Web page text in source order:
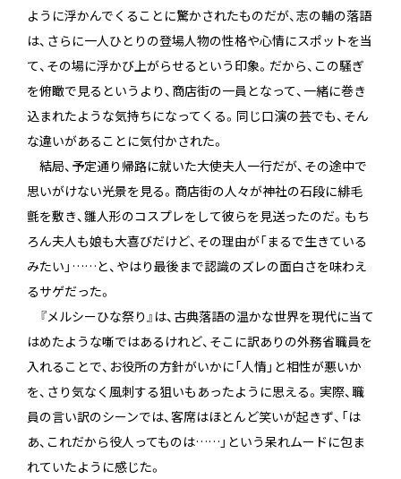
ように浮かんでくることに驚かされたものだが、志の輔の落語
は、さらに一人ひとりの登場人物の性格や心情にスポットを当
て、その場に浮かび上がらせるという印象。だから、この騒ぎ
を俯瞰で見るというより、商店街の一員となって、一緒に巻き
込まれたような気持ちになってくる。同じ口演の芸でも、そん
な違いがあることに気付かされた。
結局、予定通り帰路に就いた大使夫人一行だが、その途中で
思いがけない光景を見る。商店街の人々が神社の石段に緋毛
氈を敷き、雛人形のコスプレをして彼らを見送ったのだ。もち
ろん夫人も娘も大喜びだけど、その理由が「まるで生きている
みたい」……と、やはり最後まで認識のズレの面白さを味わえ
るサゲだった。
『メルシーひな祭り』は、古典落語の温かな世界を現代に当て
はめたような噺ではあるけれど、そこに訳ありの外務省職員を
入れることで、お役所の方針がいかに「人情」と相性が悪いか
を、さり気なく風刺する狙いもあったように思える。実際、職
員の言い訳のシーンでは、客席はほとんど笑いが起きず、「は
あ、これだから役人ってものは……」という呆れムードに包ま
れていたように感じた。